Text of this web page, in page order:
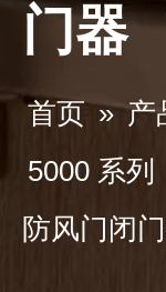
门器
首页 »产
5000 系列
防风门闭